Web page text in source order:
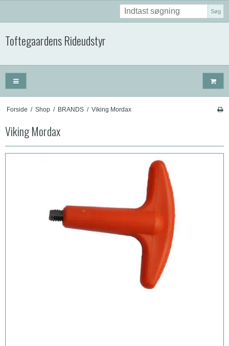
Søg
Toftegaardens Rideudstyr
Forside / Shop / BRANDS / Viking Mordax
Viking Mordax